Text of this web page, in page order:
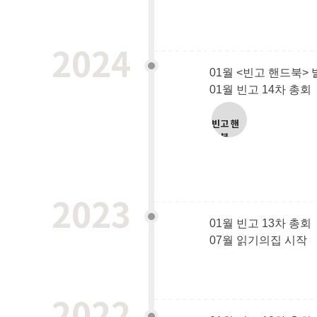
2024
01월 <빈고 핸드북>
01월 빈고 14차 총회
빈고 핸
드북
2023
01월 빈고 13차 총회
07월 읽기의집 시작